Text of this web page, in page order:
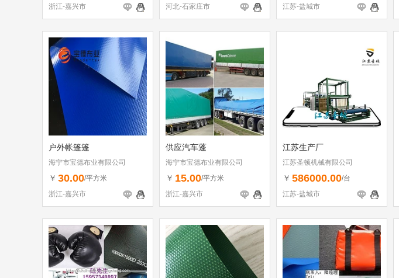
浙江-嘉兴市
河北-石家庄市
江苏-盐城市
户外帐篷篷
海宁市宝德布业有限公司
￥ 30.00/平方米
浙江-嘉兴市
供应汽车蓬
海宁市宝德布业有限公司
￥ 15.00/平方米
浙江-嘉兴市
江苏生产厂
江苏圣顿机械有限公司
￥ 586000.00/台
江苏-盐城市